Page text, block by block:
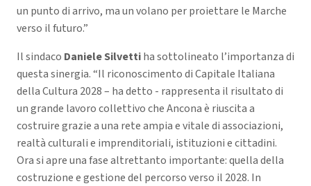
un punto di arrivo, ma un volano per proiettare le Marche
verso il futuro.”
Il sindaco Daniele Silvettiha sottolineato l’importanza di
questa sinergia. “Il riconoscimento di Capitale Italiana
della Cultura 2028 – ha detto - rappresenta il risultato di
un grande lavoro collettivo che Ancona è riuscita a
costruire grazie a una rete ampia e vitale di associazioni,
realtà culturali e imprenditoriali, istituzioni e cittadini.
Ora si apre una fase altrettanto importante: quella della
costruzione e gestione del percorso verso il 2028. In